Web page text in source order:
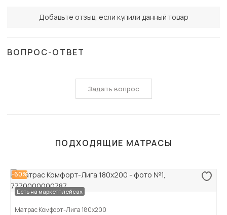
Добавьте отзыв, если купили данный товар
ВОПРОС-ОТВЕТ
Задать вопрос
ПОДХОДЯЩИЕ МАТРАСЫ
-60%
Есть на маркетплейсах
Матрас Комфорт-Лига 180х200